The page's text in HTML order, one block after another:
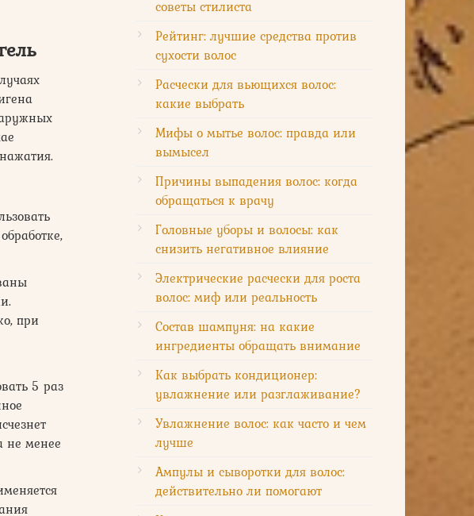
при
5 раз
не менее
советы стилиста
Рейтинг: лучшие средства против
сухости волос
Расчески для вьющихся волос:
какие выбрать
Мифы о мытье волос: правда или
вымысел
Причины выпадения волос: когда
обращаться к врачу
Головные уборы и волосы: как
снизить негативное влияние
Электрические расчески для роста
волос: миф или реальность
Состав шампуня: на какие
ингредиенты обращать внимание
Как выбрать кондиционер:
увлажнение или разглаживание?
Увлажнение волос: как часто и чем
лучше
Ампулы и сыворотки для волос:
действительно ли помогают